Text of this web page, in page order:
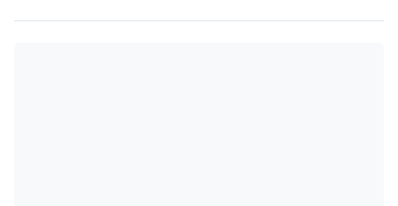
portanto, ser considerada como doença